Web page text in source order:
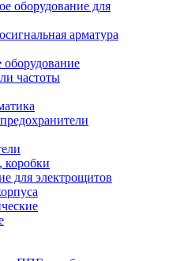
оборудование для
арматура
оборудование
частоты
коробки
для электрощитов